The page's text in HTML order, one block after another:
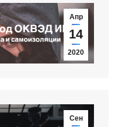
Апр
14
2020
Сен